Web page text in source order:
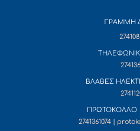
ΓΡΑΜΜΗ
ΒΛΑΒΕΣ
ΠΡΩΤΟΚΟΛΛΟ
2741361074 |